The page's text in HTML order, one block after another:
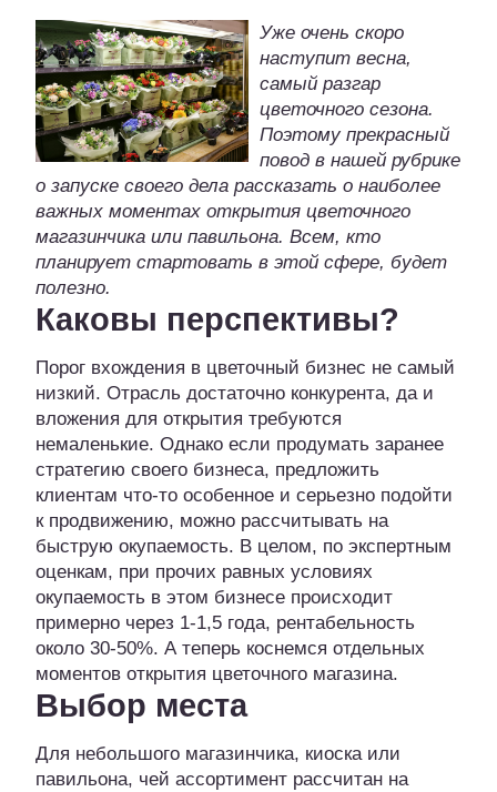
Уже очень скоро
наступит весна,
самый разгар
цветочного сезона.
Поэтому прекрасный
повод в нашей рубрике
о запуске своего дела рассказать о наиболее
важных моментах открытия цветочного
магазинчика или павильона. Всем, кто
планирует стартовать в этой сфере, будет
полезно.
Каковы перспективы?
Порог вхождения в цветочный бизнес не самый
низкий. Отрасль достаточно конкурента, да и
вложения для открытия требуются
немаленькие. Однако если продумать заранее
стратегию своего бизнеса, предложить
клиентам что-то особенное и серьезно подойти
к продвижению, можно рассчитывать на
быструю окупаемость. В целом, по экспертным
оценкам, при прочих равных условиях
окупаемость в этом бизнесе происходит
примерно через 1-1,5 года, рентабельность
около 30-50%. А теперь коснемся отдельных
моментов открытия цветочного магазина.
Выбор места
Для небольшого магазинчика, киоска или
павильона, чей ассортимент рассчитан на